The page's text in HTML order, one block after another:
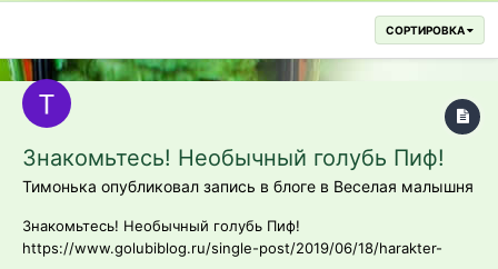
СОРТИРОВКА
Знакомьтесь! Необычный голубь Пиф!
Тимонька опубликовал запись в блоге в Веселая малышня
Знакомьтесь! Необычный голубь Пиф!
https://www.golubiblog.ru/single-post/2019/06/18/harakter-